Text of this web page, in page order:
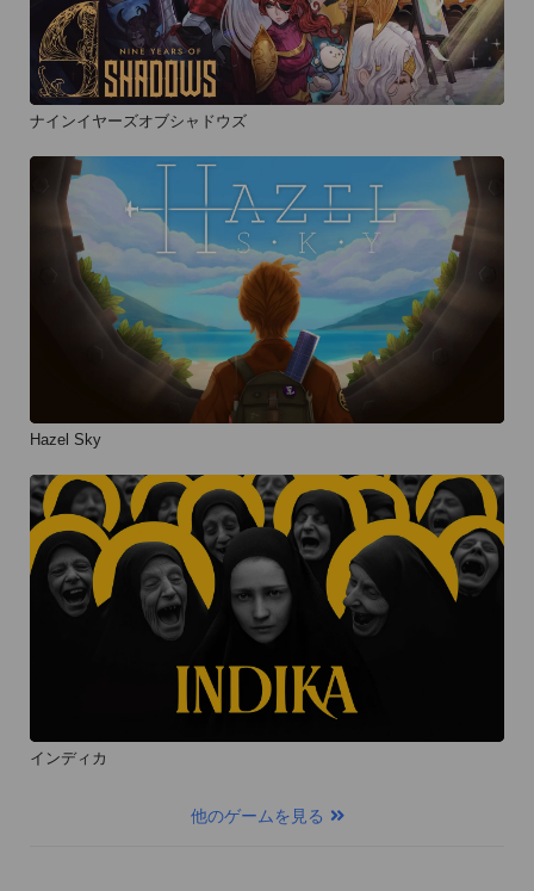
ナインイヤーズオブシャドウズ
Hazel Sky
インディカ
他のゲームを見る